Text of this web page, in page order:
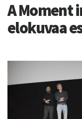
A Moment
elokuvaa